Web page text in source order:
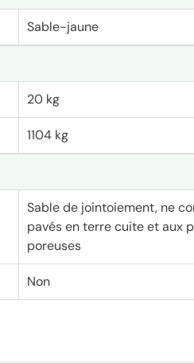
Sable-jaune
20 kg
1104 kg
Sable de jointoiement, ne
pavés en terre cuite et aux
poreuses
Non